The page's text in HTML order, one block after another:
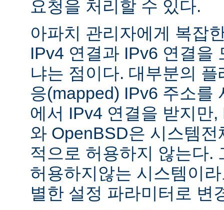
요청을 처리할 수 있다.
아파치 관리자에게 복잡
IPv4 연결과 IPv6 연결을
냐는 점이다. 대부분의
응(mapped) IPv6 주소를
에서 IPv4 연결을 받지만
와 OpenBSD은 시스템
적으로 허용하지 않는다.
허용하지않는 시스템이
별한 설정 파라미터로 변